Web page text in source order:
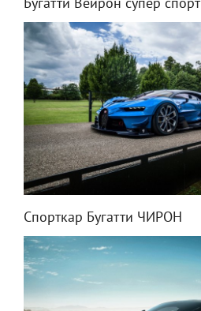
Бугатти Вейрон супер спорт
Спорткар Бугатти ЧИРОН